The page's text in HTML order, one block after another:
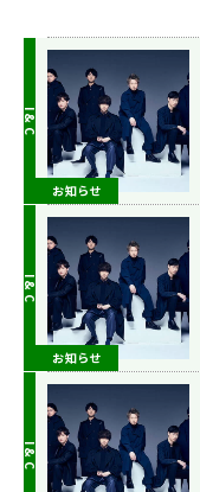
お知らせ
お知らせ